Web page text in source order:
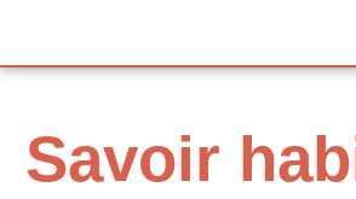
Savoir